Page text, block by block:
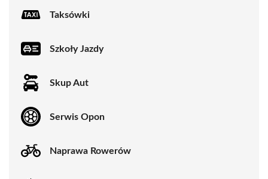
Taksówki
Szkoły Jazdy
Skup Aut
Serwis Opon
Naprawa Rowerów